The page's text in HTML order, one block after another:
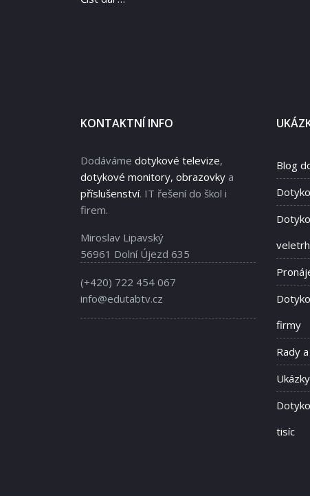
KONTAKTNÍ INFO
Dodáváme dotykové televize,
dotykové monitory, obrazovky a
příslušenství. IT řešení do škol i
firem.
Miroslav Lipavský
56961 Dolní Újezd 635
(+420) 722 454 067
info@edutabtv.cz
Blog
firmy
Rady
tisíc